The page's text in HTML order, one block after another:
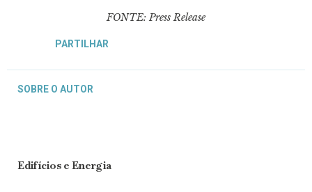
FONTE: Press Release
PARTILHAR
SOBRE O AUTOR
Edifícios e Energia